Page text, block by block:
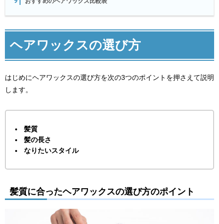
ヘアワックスの選び方
はじめにヘアワックスの選び方を次の3つのポイントを押さえて説明
します。
髪質
髪の長さ
なりたいスタイル
髪質に合ったヘアワックスの選び方のポイント